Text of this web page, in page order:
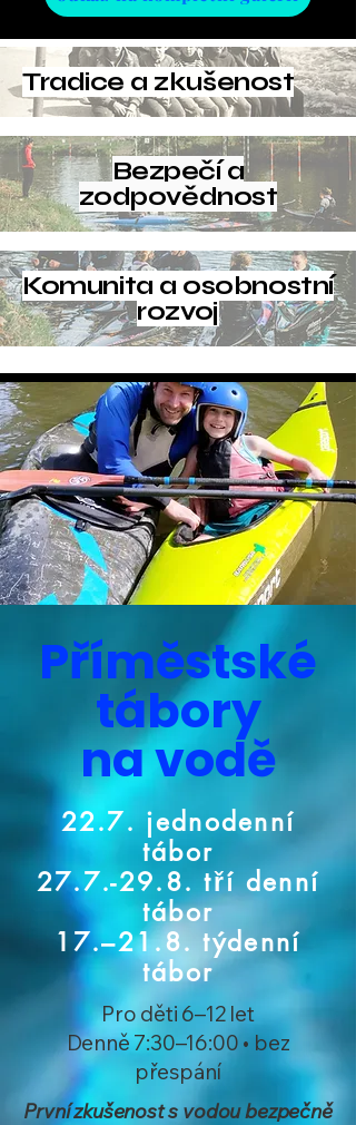
Tradice a zkušenost
Bezpečí a
zodpovědnost
Komunita a osobnostní
rozvoj
Příměstské
tábory
na vodě
22.7. jednodenní
tábor
27.7.-29.8. tří denní
tábor
17.–21.8. týdenní
tábor
Pro děti 6–12 let
Denně 7:30–16:00 • bez
přespání
První zkušenost s vodou bezpečně